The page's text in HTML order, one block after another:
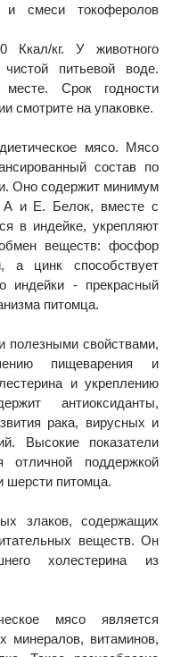
и смеси токоферолов
Ккал/кг. У животного
питьевой воде.
Срок годности
смотрите на упаковке.
мясо. Мясо
состав по
Оно содержит минимум
А и Е. Белок, вместе с
в индейке, укрепляют
веществ: фосфор
а цинк способствует
индейки - прекрасный
питомца.
полезными свойствами,
пищеварения и
и укреплению
антиоксиданты,
рака, вирусных и
Высокие показатели
поддержкой
шерсти питомца.
злаков, содержащих
веществ. Он
холестерина из
мясо является
минералов, витаминов,